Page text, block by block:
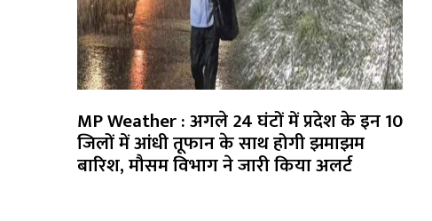
MP Weather : अगले 24 घंटों में प्रदेश के इन 10
जिलों में आंधी तूफान के साथ होगी झमाझम
बारिश, मौसम विभाग ने जारी किया अलर्ट